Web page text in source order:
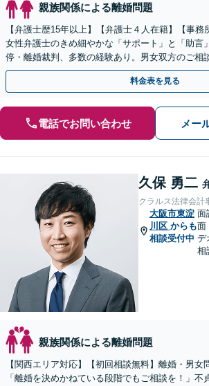
親族関係による離婚問題
【弁護士歴15年以上】【弁護士４人在籍】【事務
女性弁護士のきめ細やかな「サポート」と「助言
停・離婚裁判、多数の経験あり。男女双方のご相
【お子さま連れのご相談OK】【南海岸和田駅徒
料金表を見る
電話でお問い合わせ メー
久保 勇二
クラルス法律会計
大阪市東淀
川区 からも
相談受付中
面
面
デ
相
親族関係による離婚問題
【関西エリア対応】【初回相談無料】離婚・男女
「離婚を決めかねている段階でもご相談を！」不